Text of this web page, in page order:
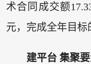
术合同成交额
元，完成全年目标
建平台 集聚